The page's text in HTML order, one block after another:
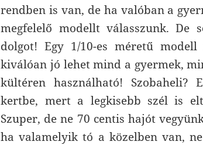
rendben is van, de ha valóban a
megfelelő modellt válasszunk. De
dolgot! Egy 1/10-es méretű
kiválóan jó lehet mind a gyermek,
kültéren használható!
kertbe, mert a legkisebb szél is
Szuper, de ne 70 centis hajót
ha valamelyik tó a közelben van,